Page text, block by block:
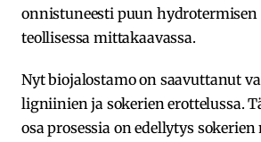
onnistuneesti puun
teollisessa mittakaavassa.
Nyt biojalostamo on saavuttanut
ligniinien ja sokerien erottelussa.
osa prosessia on edellytys